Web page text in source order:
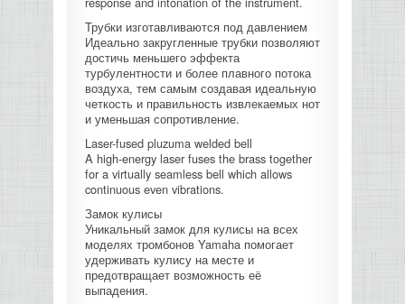
Трубки изготавливаются под давлением
Идеально закругленные трубки позволяют
достичь меньшего эффекта
турбулентности и более плавного потока
воздуха, тем самым создавая идеальную
четкость и правильность извлекаемых нот
и уменьшая сопротивление.
Laser-fused pluzuma welded bell
A high-energy laser fuses the brass together
for a virtually seamless bell which allows
continuous even vibrations.
Замок кулисы
Уникальный замок для кулисы на всех
моделях тромбонов Yamaha помогает
удерживать кулису на месте и
предотвращает возможность её
выпадения.